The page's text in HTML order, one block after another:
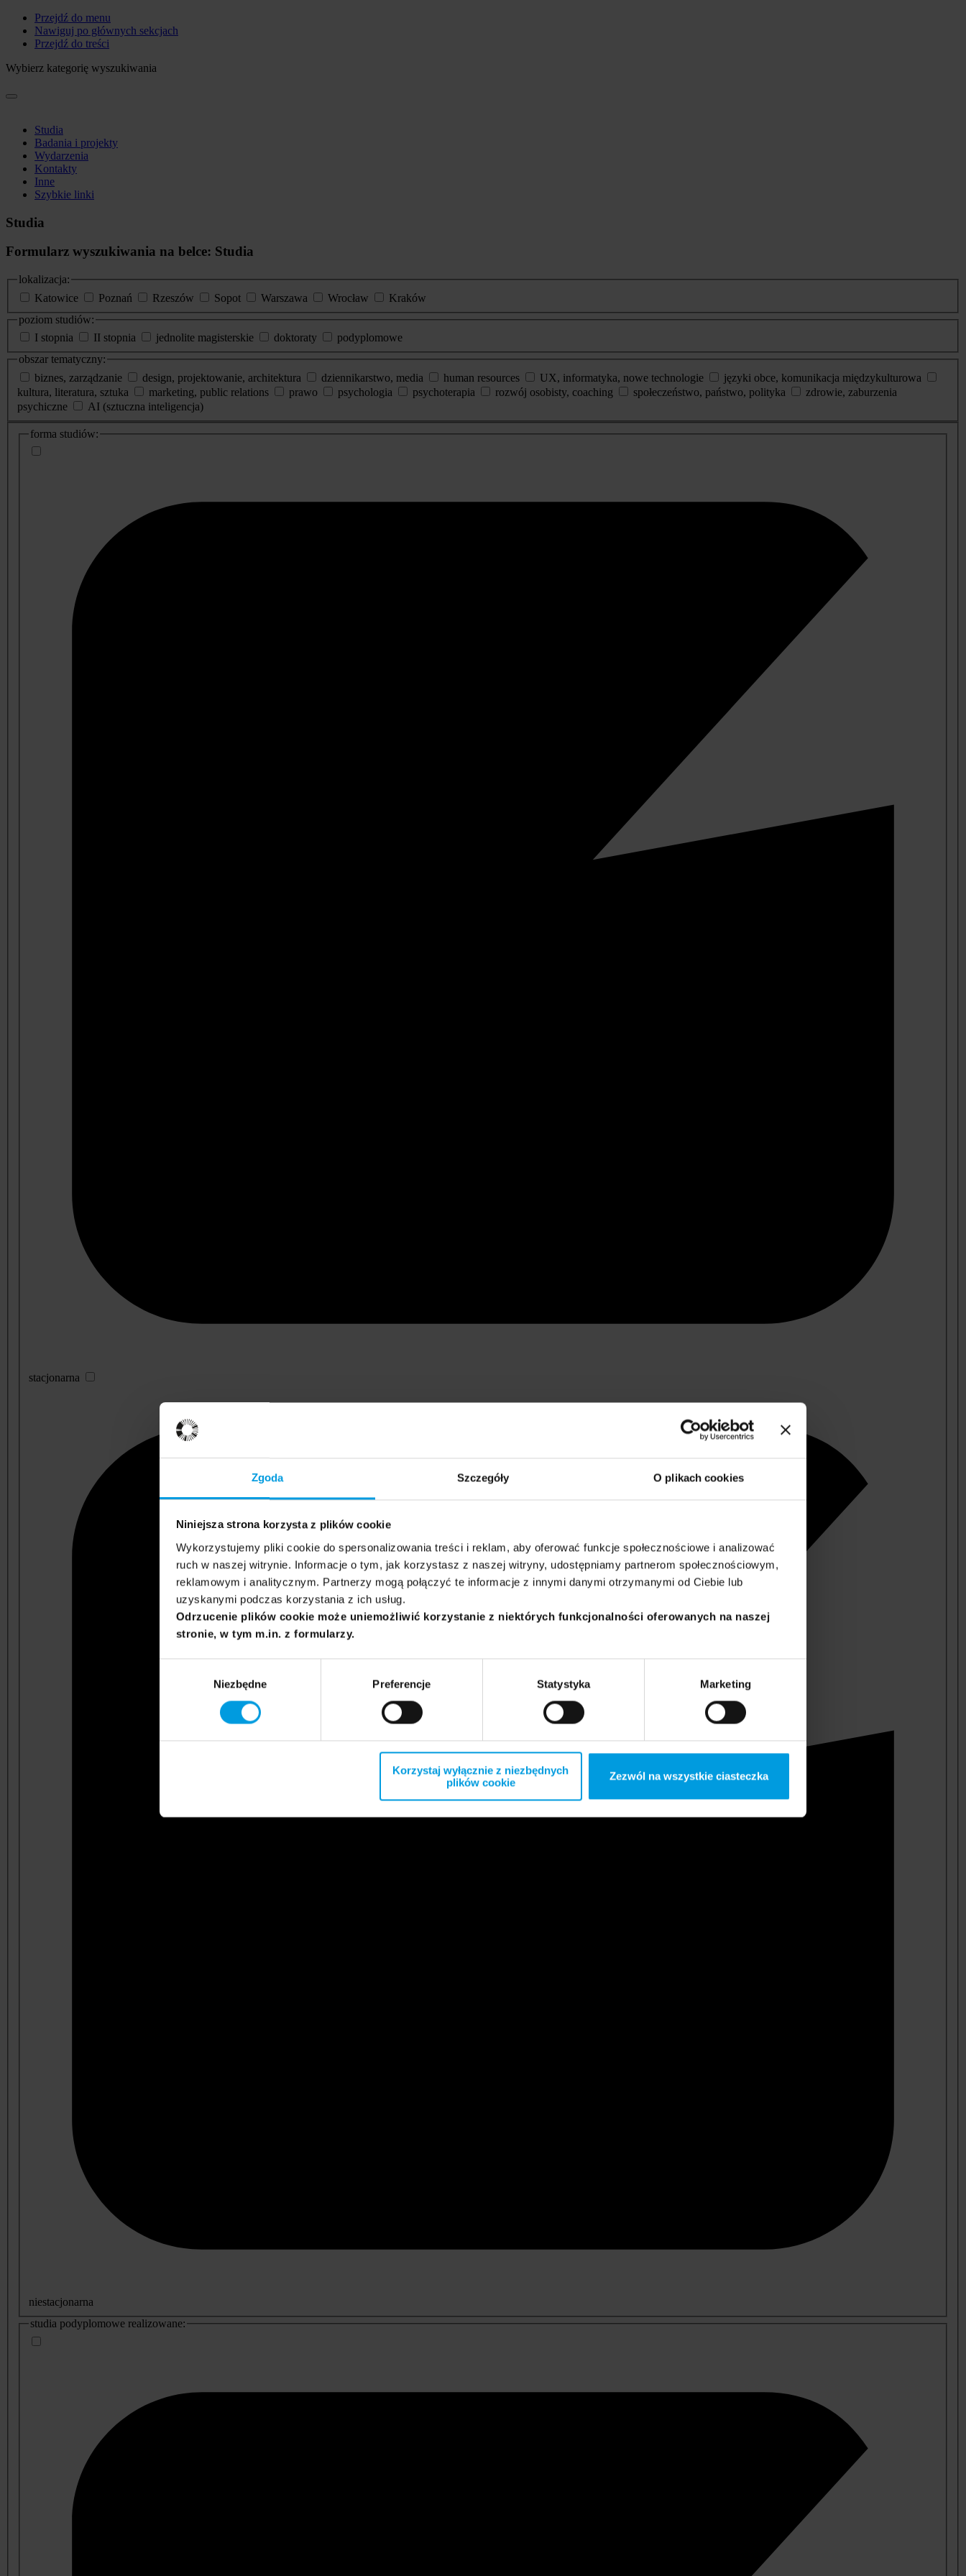
Zgoda Szczegóły O plikach cookies
Niniejsza strona korzysta z plików cookie
Wykorzystujemy pliki cookie do spersonalizowania treści i reklam, aby oferować funkcje społecznościowe i analizować
ruch w naszej witrynie. Informacje o tym, jak korzystasz z naszej witryny, udostępniamy partnerom społecznościowym,
reklamowym i analitycznym. Partnerzy mogą połączyć te informacje z innymi danymi otrzymanymi od Ciebie lub
uzyskanymi podczas korzystania z ich usług.
Odrzucenie plików cookie może uniemożliwić korzystanie z niektórych funkcjonalności oferowanych na naszej
stronie, w tym m.in. z formularzy.
Niezbędne Preferencje Statystyka Marketing
Korzystaj wyłącznie z niezbędnych
plików cookie
Zezwól na wszystkie ciasteczka
Przejdź do menu
Nawiguj po głównych sekcjach
Przejdź do treści
Wybierz kategorię wyszukiwania
Studia
Badania i projekty
Wydarzenia
Kontakty
Inne
Szybkie linki
Studia
Formularz wyszukiwania na belce: Studia
lokalizacja:
Katowice
Poznań Rzeszów Sopot Warszawa Wrocław
Kraków
poziom studiów:
I stopnia
II stopnia jednolite magisterskie doktoraty
podyplomowe
obszar tematyczny:
biznes, zarządzanie
design, projektowanie, architektura dziennikarstwo, media human resources UX, informatyka, nowe technologie
języki obce, komunikacja międzykulturowa
kultura, literatura, sztuka
marketing, public relations prawo psychologia psychoterapia rozwój osobisty, coaching społeczeństwo, państwo, polityka
zdrowie, zaburzenia
psychiczne
AI (sztuczna inteligencja)
dodatkowe
informacje
forma studiów:
stacjonarna
niestacjonarna
studia podyplomowe realizowane: